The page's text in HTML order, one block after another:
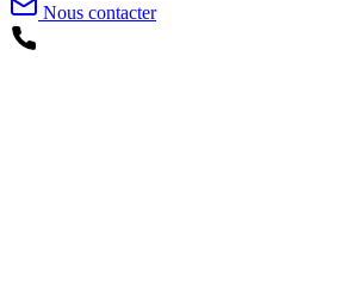
Nous contacter